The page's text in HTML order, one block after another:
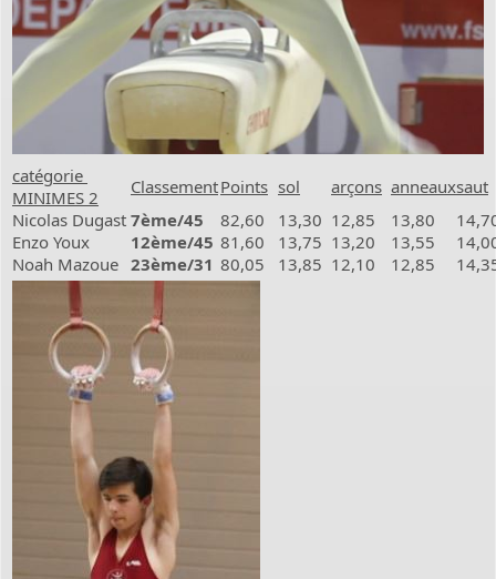
catégorie
MINIMES 2
ClassementPoints sol arçons anneauxsaut
Nicolas Dugast 7ème/45 82,60 13,30 12,85 13,80
Enzo Youx
12ème/45 81,60 13,75 13,20 13,55
Noah Mazoue 23ème/31 80,05 13,85 12,10 12,85